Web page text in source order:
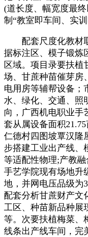
(道长度、幅宽度最
制“教室即车间、实训
配套尺度化教材取
据标注区、模子锻炼
区域。项目录要扶植
场、甘蔗种苗催芽房
电用房等辅帮设备；
水、绿化、交通、照
向，广西机电职业手
套从属设备面积
仁德村四图坡覃汉隆
步搭建工业出产线、
等适配性物理;产教
手艺学院现有场地升
地，并网电压品级为
配套分析甘蔗财产文
工区、种苗新品种展
等。次要扶植梅菜、
线条出产线车间，完